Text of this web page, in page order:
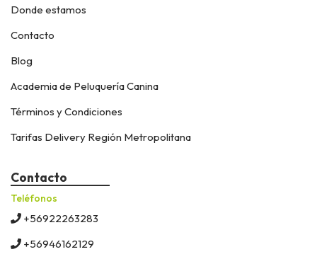
Donde estamos
Contacto
Blog
Academia de Peluquería Canina
Términos y Condiciones
Tarifas Delivery Región Metropolitana
Contacto
Teléfonos
+56922263283
+56946162129